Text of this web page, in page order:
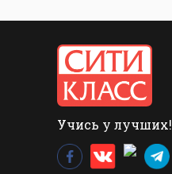
Учись у лучших!